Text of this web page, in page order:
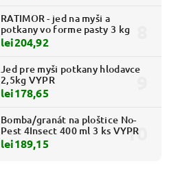
RATIMOR - jed na myši a
potkany vo forme pasty 3 kg
lei204,92
Jed pre myši potkany hlodavce
2,5kg VYPR
lei178,65
Bomba/granát na ploštice No-
Pest 4Insect 400 ml 3 ks VYPR
lei189,15